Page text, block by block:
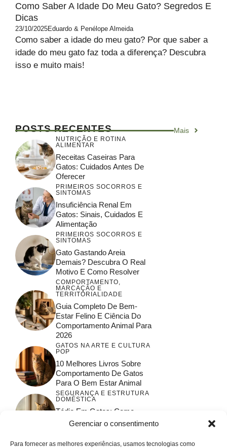
Gerenciar o consentimento
Para fornecer as melhores experiências, usamos tecnologias como
Como Saber A Idade Do Meu Gato? Segredos E
Dicas
23/10/2025Eduardo & Penélope Almeida
Como saber a idade do meu gato? Por que saber a
idade do meu gato faz toda a diferença? Descubra
isso e muito mais!
POSTS RECENTES Mais
NUTRIÇÃO E ROTINA
ALIMENTAR
Receitas Caseiras Para
Gatos: Cuidados Antes De
Oferecer
PRIMEIROS SOCORROS E
SINTOMAS
Insuficiência Renal Em
Gatos: Sinais, Cuidados E
Alimentação
PRIMEIROS SOCORROS E
SINTOMAS
Gato Gastando Areia
Demais? Descubra O Real
Motivo E Como Resolver
COMPORTAMENTO,
MARCAÇÃO E
TERRITORIALIDADE
Guia Completo De Bem-
Estar Felino E Ciência Do
Comportamento Animal Para
2026
GATOS NA ARTE E CULTURA
POP
10 Melhores Livros Sobre
Comportamento De Gatos
Para O Bem Estar Animal
SEGURANÇA E ESTRUTURA
DOMÉSTICA
Tédio Em Gatos: Como
Garantir O Bem-Estar E A